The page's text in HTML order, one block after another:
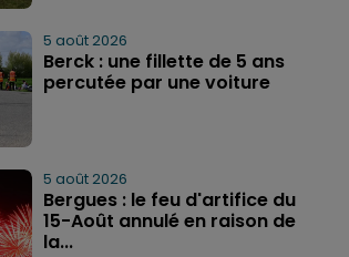
5 août 2026
Berck : une fillette de 5 ans
percutée par une voiture
5 août 2026
Bergues : le feu d'artifice du
15-Août annulé en raison de
la...